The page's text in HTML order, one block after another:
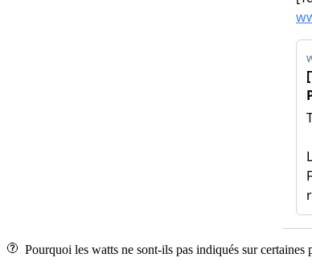
Pourquoi les watts ne sont-ils pas indiqués sur certaines